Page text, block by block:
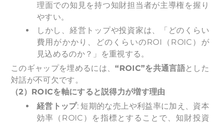
理面での知見を持つ知財担当者が主導権を握り
やすい。
しかし、経営トップや投資家は、「どのくらい
費用がかかり、どのくらいのROI（ROIC）が
見込めるのか？」を重視する。
このギャップを埋めるには、“ROIC”を共通言語とした
対話が不可欠です。
（2）ROICを軸にすると説得力が増す理由
経営トップ: 短期的な売上や利益率に加え、資本
効率（ROIC）を指標とすることで、知財投資